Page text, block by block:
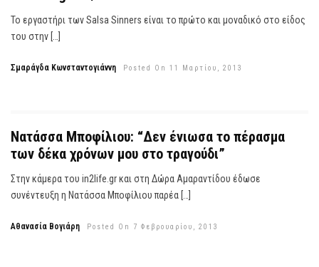
Το εργαστήρι των Salsa Sinners είναι το πρώτο και μοναδικό στο είδος
του στην […]
Σμαράγδα Κωνσταντογιάννη Posted On 11 Μαρτίου, 2013
Νατάσσα Μποφίλιου: “Δεν ένιωσα το πέρασμα
των δέκα χρόνων μου στο τραγούδι”
Στην κάμερα του in2life.gr και στη Δώρα Αμαραντίδου έδωσε
συνέντευξη η Νατάσσα Μποφίλιου παρέα […]
Αθανασία Βογιάρη Posted On 7 Φεβρουαρίου, 2013